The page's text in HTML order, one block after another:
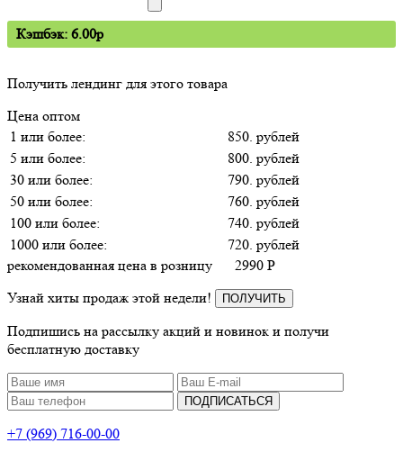
Кэшбэк: 6.00p
Получить лендинг для этого товара
Цена оптом
1 или более:
850. рублей
5 или более:
800. рублей
30 или более:
790. рублей
50 или более:
760. рублей
100 или более:
740. рублей
1000 или более:
720. рублей
рекомендованная цена в розницу
2990 P
Узнай хиты продаж этой недели!
ПОЛУЧИТЬ
Подпишись на рассылку акций и новинок и получи
бесплатную доставку
ПОДПИСАТЬСЯ
+7 (969) 716-00-00